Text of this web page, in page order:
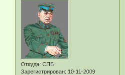
Откуда: СПБ
Зарегистрирован: 10-11-2009